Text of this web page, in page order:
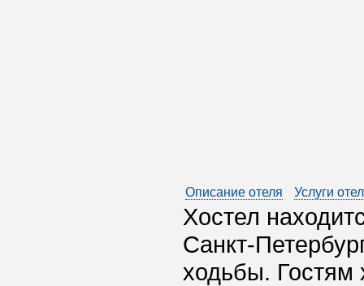
Описание отеля Услуги
Хостел
Санкт-
ходьбы. Гостям